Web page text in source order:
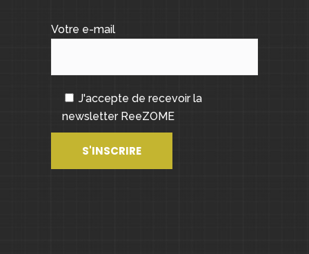
Votre e-mail
J'accepte de recevoir la
newsletter ReeZOME